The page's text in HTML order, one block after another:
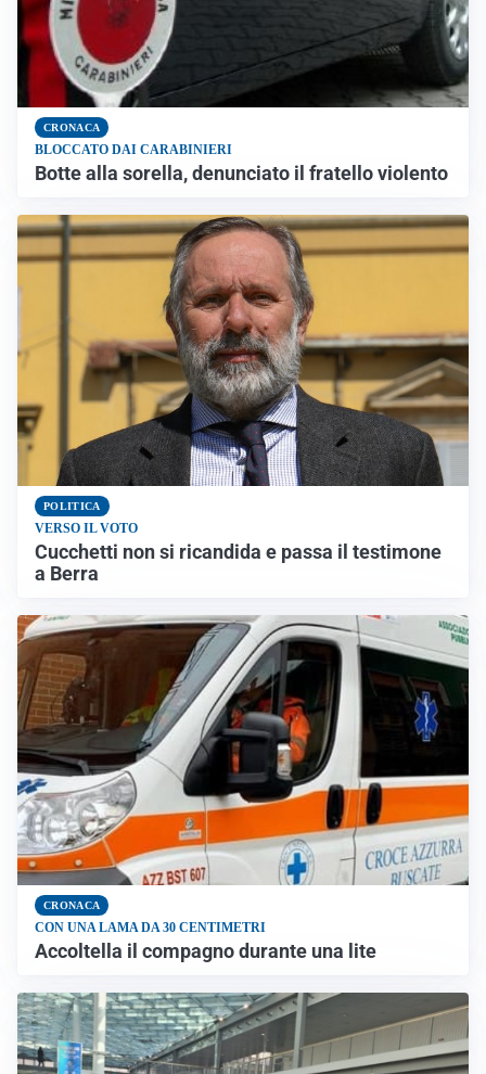
CRONACA
BLOCCATO DAI CARABINIERI
Botte alla sorella, denunciato il fratello violento
POLITICA
VERSO IL VOTO
Cucchetti non si ricandida e passa il testimone
a Berra
CRONACA
CON UNA LAMA DA 30 CENTIMETRI
Accoltella il compagno durante una lite